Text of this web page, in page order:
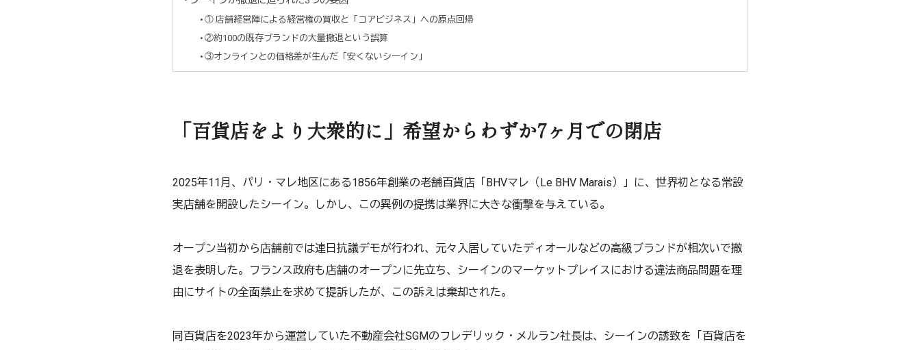
① 店舗経営陣による経営権の買収と「コアビジネス」への原点回帰
②約100の既存ブランドの大量撤退という誤算
③オンラインとの価格差が生んだ「安くないシーイン」
「百貨店をより大衆的に」希望からわずか7ヶ月での閉店
2025年11月、パリ・マレ地区にある1856年創業の老舗百貨店「BHVマレ（Le BHV Marais）」に、世界初となる常設
実店舗を開設したシーイン。しかし、この異例の提携は業界に大きな衝撃を与えている。
オープン当初から店舗前では連日抗議デモが行われ、元々入居していたディオールなどの高級ブランドが相次いで撤
退を表明した。フランス政府も店舗のオープンに先立ち、シーインのマーケットプレイスにおける違法商品問題を理
由にサイトの全面禁止を求めて提訴したが、この訴えは棄却された。
同百貨店を2023年から運営していた不動産会社SGMのフレデリック・メルラン社長は、シーインの誘致を「百貨店を